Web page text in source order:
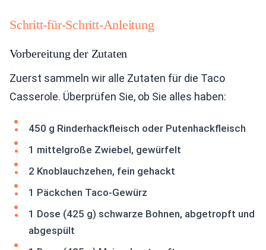
Schritt-für-Schritt-Anleitung
Vorbereitung der Zutaten
Zuerst sammeln wir alle Zutaten für die Taco
Casserole. Überprüfen Sie, ob Sie alles haben:
450 g Rinderhackfleisch oder Putenhackfleisch
1 mittelgroße Zwiebel, gewürfelt
2 Knoblauchzehen, fein gehackt
1 Päckchen Taco-Gewürz
1 Dose (425 g) schwarze Bohnen, abgetropft und
abgespült